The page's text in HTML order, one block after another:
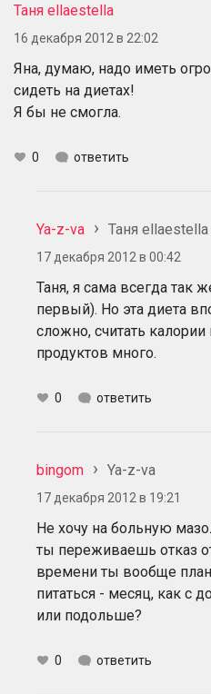
Таня ellaestella
16 декабря 2012 в 22:02
Яна, думаю, надо иметь
сидеть на диетах!
Я бы не смогла.
0 ответить
Ya-z-va Таня ellaestella
17 декабря 2012 в 00:42
Таня, я сама всегда так
первый). Но эта диета
сложно, считать
продуктов много.
0 ответить
bingom Ya-z-va
17 декабря 2012 в 19:21
Не хочу на больную
ты переживаешь отказ
времени ты вообще
питаться - месяц, как с
или подольше?
0 ответить